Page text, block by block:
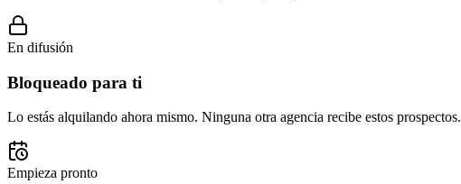
En difusión
Bloqueado para ti
Lo estás alquilando ahora mismo. Ninguna otra agencia recibe estos prospectos.
Empieza pronto